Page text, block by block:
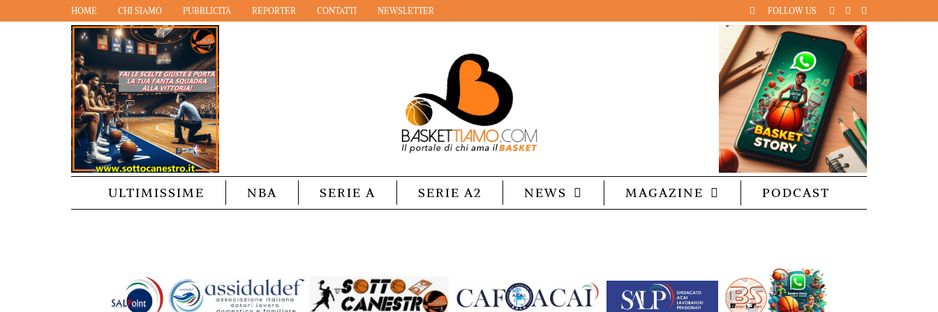
HOME CHI SIAMO PUBBLICITÀ REPORTER CONTATTI NEWSLETTER FOLLOW US
ULTIMISSIME NBA SERIE A SERIE A2 NEWS MAGAZINE PODCAST